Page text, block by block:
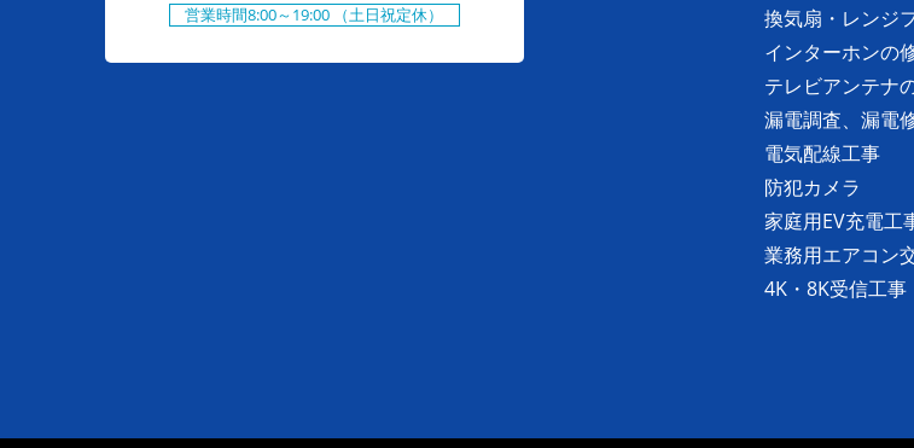
営業時間8:00～19:00 （土日祝定休）
換気扇・レンジ
インターホンの
テレビアンテナ
漏電調査、漏電
電気配線工事
防犯カメラ
家庭用EV充電工
業務用エアコン
4K・8K受信工事